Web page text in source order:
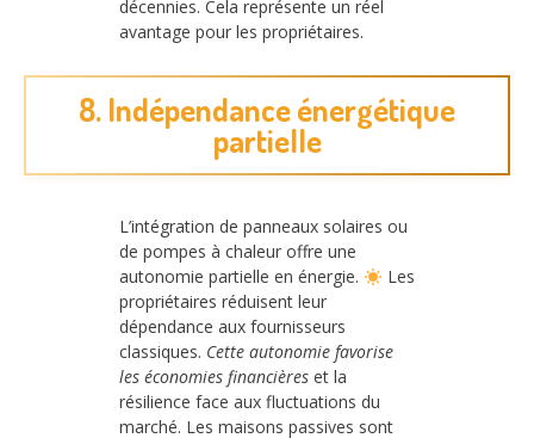
décennies. Cela représente un réel
avantage pour les propriétaires.
8. Indépendance énergétique
partielle
L’intégration de panneaux solaires ou
de pompes à chaleur offre une
autonomie partielle en énergie.
Les
propriétaires réduisent leur
dépendance aux fournisseurs
classiques. Cette autonomie favorise
les économies financières et la
résilience face aux fluctuations du
marché. Les maisons passives sont